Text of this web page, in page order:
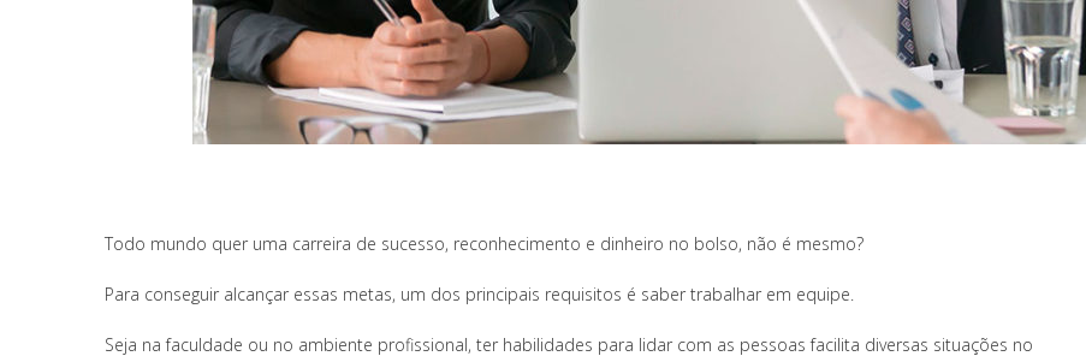
Todo mundo quer uma carreira de sucesso, reconhecimento e dinheiro no bolso, não é mesmo?
Para conseguir alcançar essas metas, um dos principais requisitos é saber trabalhar em equipe.
Seja na faculdade ou no ambiente profissional, ter habilidades para lidar com as pessoas facilita diversas situações no